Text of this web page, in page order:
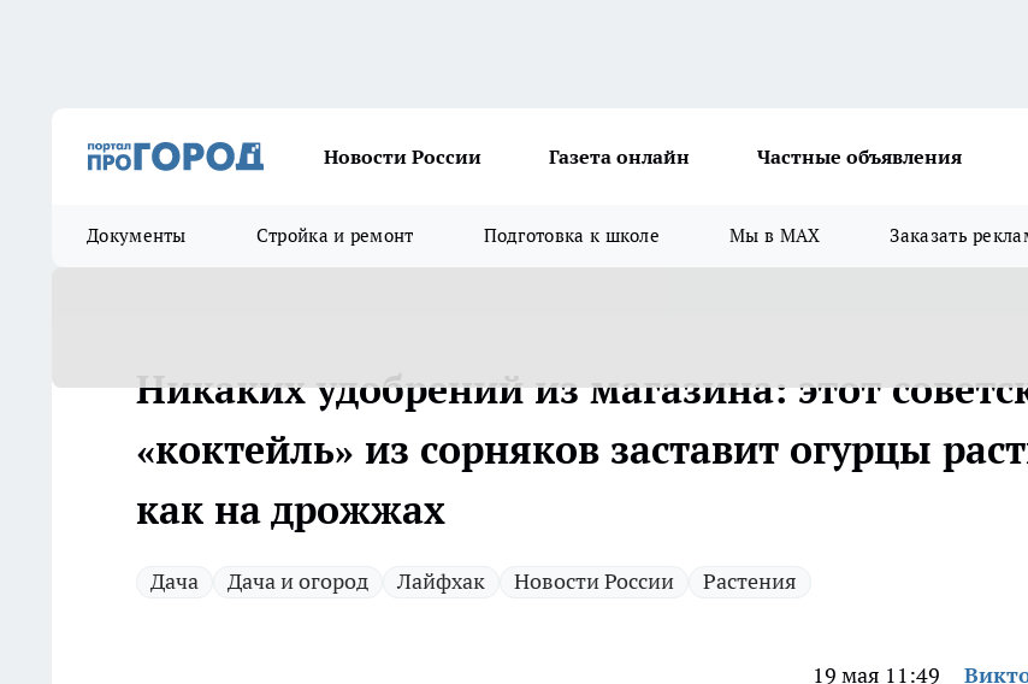
Новости России Газета онлайн Частные объявления
Документы Стройка и ремонт Подготовка к школе Мы в MAX Заказать
Никаких удобрений из магазина: этот
«коктейль» из сорняков заставит огурцы
как на дрожжах
Дача Дача и огород Лайфхак Новости России Растения
19 мая 11:49